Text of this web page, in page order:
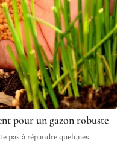
pour un gazon robuste
pas à répandre quelques